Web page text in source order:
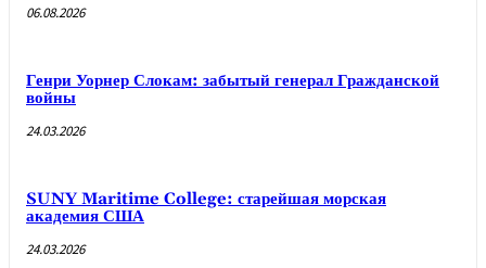
06.08.2026
Генри Уорнер Слокам: забытый генерал Гражданской
войны
24.03.2026
SUNY Maritime College: старейшая морская
академия США
24.03.2026